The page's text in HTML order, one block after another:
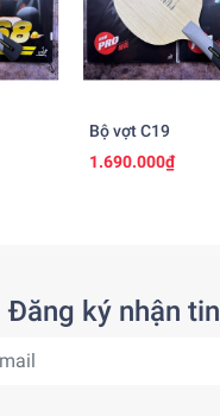
Bộ vợt C19
1.690.000₫
Đăng ký nhận tin